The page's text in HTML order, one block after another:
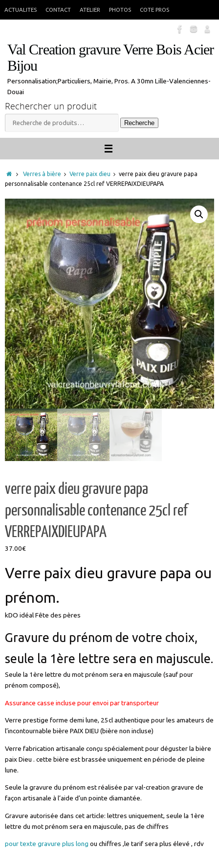
seront traitées à mon retour.
ACTUALITES CONTACT ATELIER PHOTOS COTE PROS
Val Creation gravure Verre Bois Acier
Bijou
Personnalisation;Particuliers, Mairie, Pros. A 30mn Lille-Valenciennes-
Douai
Rechercher un produit
Recherche
pour :
Recherche
Accueil
Verres à bière Verre paix dieu
verre paix dieu gravure papa
personnalisable contenance 25cl ref VERREPAIXDIEUPAPA
verre paix dieu gravure papa
personnalisable contenance 25cl ref
VERREPAIXDIEUPAPA
37.00€
Verre paix dieu gravure papa ou
prénom.
kDO idéal Fête des pères
Gravure du prénom de votre choix,
seule la 1ère lettre sera en majuscule.
Seule la 1ère lettre du mot prénom sera en majuscule (sauf pour
prénom composé),
Assurance casse incluse pour envoi par transporteur
Verre prestige forme demi lune, 25cl authentique pour les amateurs de
l’incontournable bière PAIX DIEU (bière non incluse)
Verre fabrication artisanale conçu spécialement pour déguster la bière
paix Dieu . cette bière est brassée uniquement en période de pleine
lune.
Seule la gravure du prénom est réalisée par val-creation gravure de
façon artisanale à l’aide d’un pointe diamantée.
Gravure autorisée dans cet article: lettres uniquement, seule la 1ère
lettre du mot prénom sera en majuscule, pas de chiffres
pour texte gravure plus long ou chiffres ,le tarif sera plus élevé , rdv